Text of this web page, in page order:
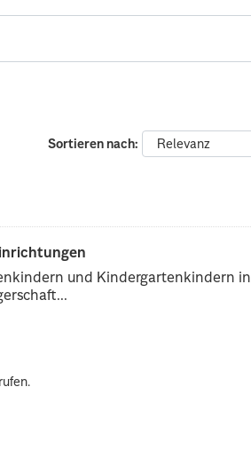
Sortieren nach
und Kindergartenkindern in